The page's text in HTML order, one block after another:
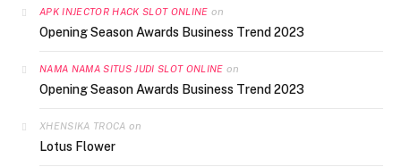
APK INJECTOR HACK SLOT ONLINE on
Opening Season Awards Business Trend 2023
NAMA NAMA SITUS JUDI SLOT ONLINE on
Opening Season Awards Business Trend 2023
XHENSIKA TROCA on
Lotus Flower